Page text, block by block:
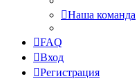
Наша команда
FAQ
Вход
Регистрация